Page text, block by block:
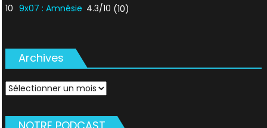
10 9x07 : Amnésie 4.3/10 (10)
Archives
Archives